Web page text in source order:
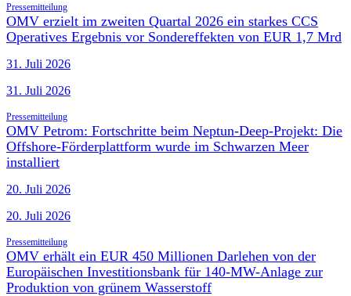
Pressemitteilung
OMV erzielt im zweiten Quartal 2026 ein starkes CCS
Operatives Ergebnis vor Sondereffekten von EUR 1,7 Mrd
31. Juli 2026
31. Juli 2026
Pressemitteilung
OMV Petrom: Fortschritte beim Neptun-Deep-Projekt: Die
Offshore-Förderplattform wurde im Schwarzen Meer
installiert
20. Juli 2026
20. Juli 2026
Pressemitteilung
OMV erhält ein EUR 450 Millionen Darlehen von der
Europäischen Investitionsbank für 140-MW-Anlage zur
Produktion von grünem Wasserstoff